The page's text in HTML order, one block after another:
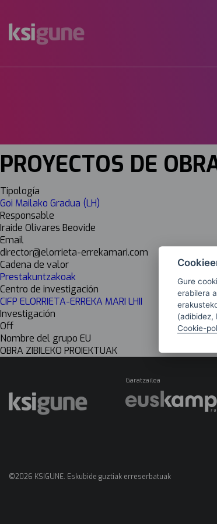
PROYECTOS DE
Tipología
Goi Mailako Gradua (LH)
Responsable
Iraide Olivares Beovide
Email
director@elorrieta-errekamari.com
Cadena de valor
Prestakuntzakoak
Centro de investigación
CIFP ELORRIETA-ERREKA MARI LHII
Investigación
Off
Nombre del grupo EU
OBRA ZIBILEKO PROIEKTUAK
Garatzailea
©2026 KSIGUNE. Eskubide guztiak erreserbatuak
Gure
erabilera
(adibidez,
Cookie-